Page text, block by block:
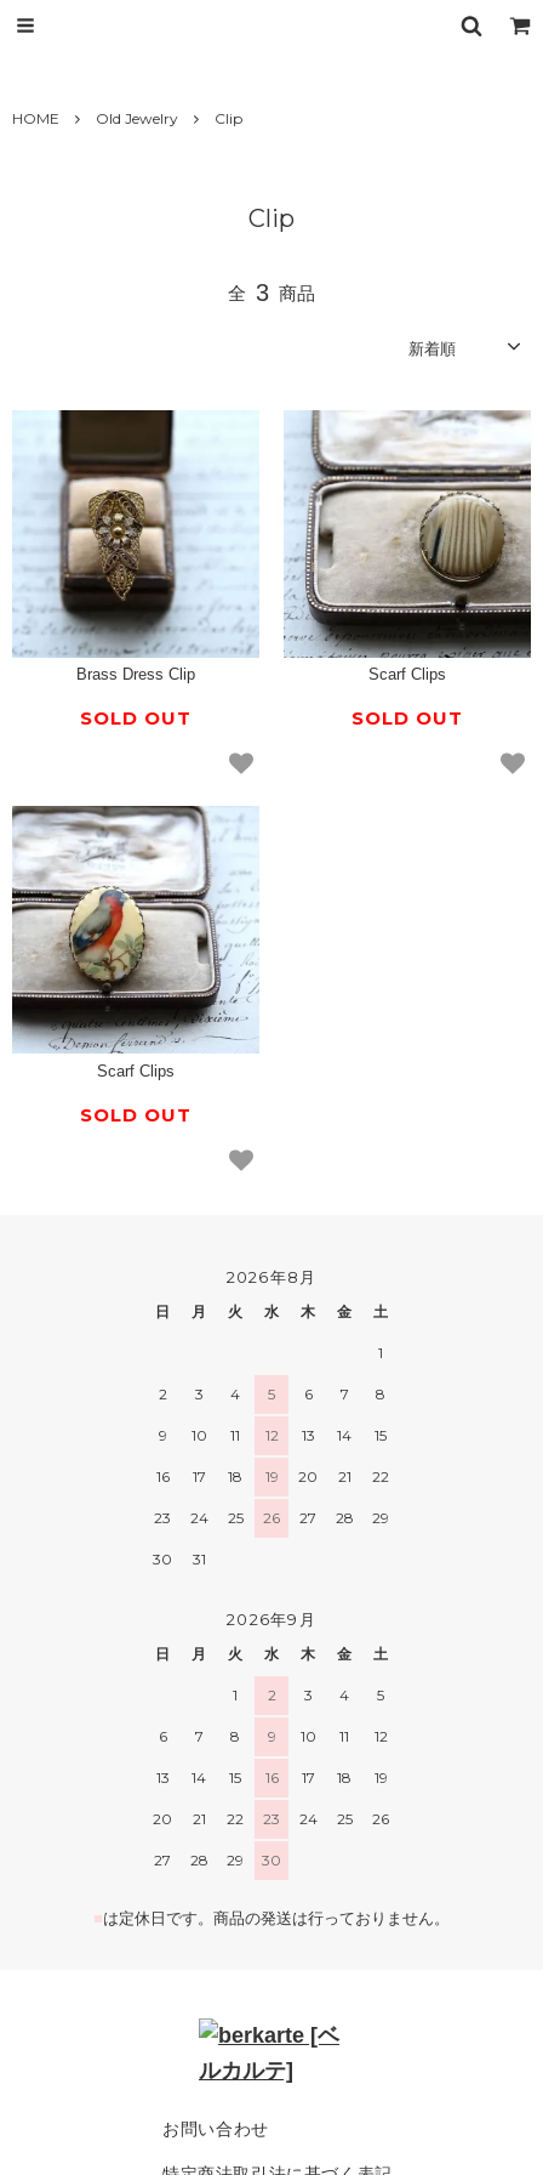
HOME Old Jewelry Clip
Clip
全 3 商品
Brass Dress Clip
SOLD OUT
Scarf Clips
SOLD OUT
Scarf Clips
SOLD OUT
2026年8月
日 月 火 水 木 金 土
1
2 3 4 5 6 7 8
9 10 11 12 13 14 15
16 17 18 19 20 21 22
23 24 25 26 27 28 29
30 31
2026年9月
日 月 火 水 木 金 土
1 2 3 4 5
6 7 8 9 10 11 12
13 14 15 16 17 18 19
20 21 22 23 24 25 26
27 28 29 30
■は定休日です。商品の発送は行っておりません。
お問い合わせ